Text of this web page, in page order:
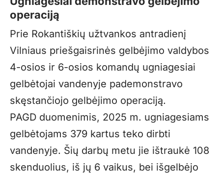
operaciją
Prie Rokantiškių užtvankos antradienį
Vilniaus priešgaisrinės gelbėjimo valdybos
4-osios ir 6-osios komandų ugniagesiai
gelbėtojai vandenyje pademonstravo
skęstančiojo gelbėjimo operaciją.
PAGD duomenimis, 2025 m. ugniagesiams
gelbėtojams 379 kartus teko dirbti
vandenyje. Šių darbų metu jie ištraukė 108
skenduolius, iš jų 6 vaikus, bei išgelbėjo